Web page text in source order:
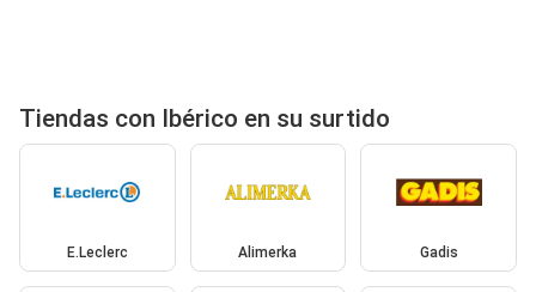
Tiendas con Ibérico en su surtido
E.Leclerc Alimerka Gadis